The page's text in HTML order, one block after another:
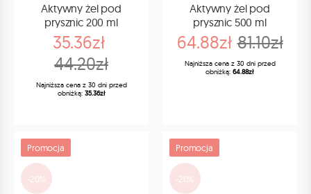
Aktywny żel pod
prysznic 200 ml
35.36zł
44.20zł
Najniższa cena z 30 dni przed
obniżką: 35.36zł
Aktywny żel pod
prysznic 500 ml
64.88zł 81.10zł
Najniższa cena z 30 dni przed
obniżką: 64.88zł
Promocja
-20%
Promocja
-20%